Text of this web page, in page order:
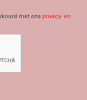
met ons privacy- en